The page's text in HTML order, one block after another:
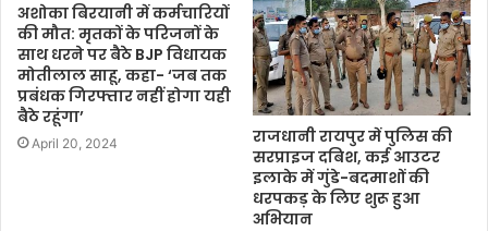
अशोका बिरयानी में कर्मचारियों
की मौत: मृतकों के परिजनों के
साथ धरने पर बैठे BJP विधायक
मोतीलाल साहू, कहा- ‘जब तक
प्रबंधक गिरफ्तार नहीं होगा यही
बैठे रहूंगा’
April 20, 2024
राजधानी रायपुर में पुलिस की
सरप्राइज दबिश, कई आउटर
इलाके में गुंडे-बदमाशों की
धरपकड़ के लिए शुरू हुआ
अभियान